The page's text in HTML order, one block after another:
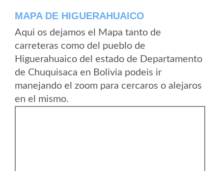
MAPA DE HIGUERAHUAICO
Aqui os dejamos el Mapa tanto de
carreteras como del pueblo de
Higuerahuaico del estado de Departamento
de Chuquisaca en Bolivia podeis ir
manejando el zoom para cercaros o alejaros
en el mismo.